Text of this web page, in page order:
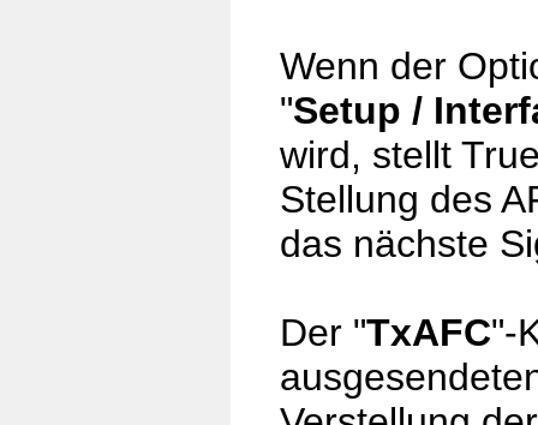
Wenn der
"Setup /
wird, stellt
Stellung des
das nächste
Der "TxAFC"-